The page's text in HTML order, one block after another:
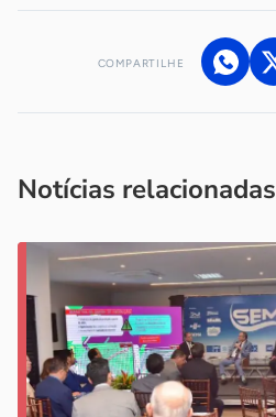
COMPARTILHE
Notícias relacionadas